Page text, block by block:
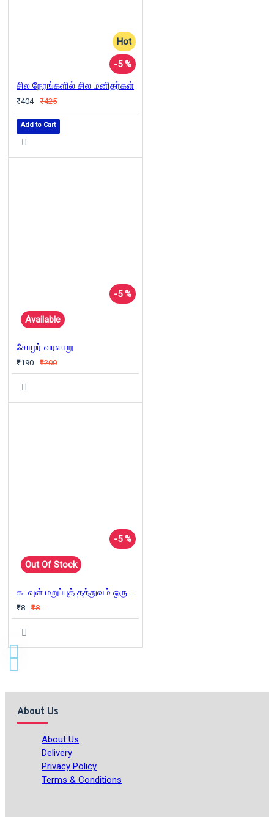
Hot
-5 %
சில நேரங்களில் சில மனிதர்கள்
₹404 ₹425
Add to Cart
-5 %
Available
சோழர் வரலாறு
₹190 ₹200
-5 %
Out Of Stock
கடவுள் மறுப்புத் தத்துவம் ஒரு விளக்கம்
₹8 ₹8
About Us
About Us
Delivery
Privacy Policy
Terms & Conditions